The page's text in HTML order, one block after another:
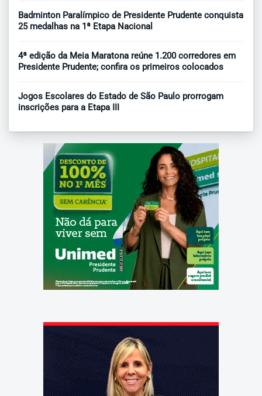
Badminton Paralímpico de Presidente Prudente conquista
25 medalhas na 1ª Etapa Nacional
4ª edição da Meia Maratona reúne 1.200 corredores em
Presidente Prudente; confira os primeiros colocados
Jogos Escolares do Estado de São Paulo prorrogam
inscrições para a Etapa III